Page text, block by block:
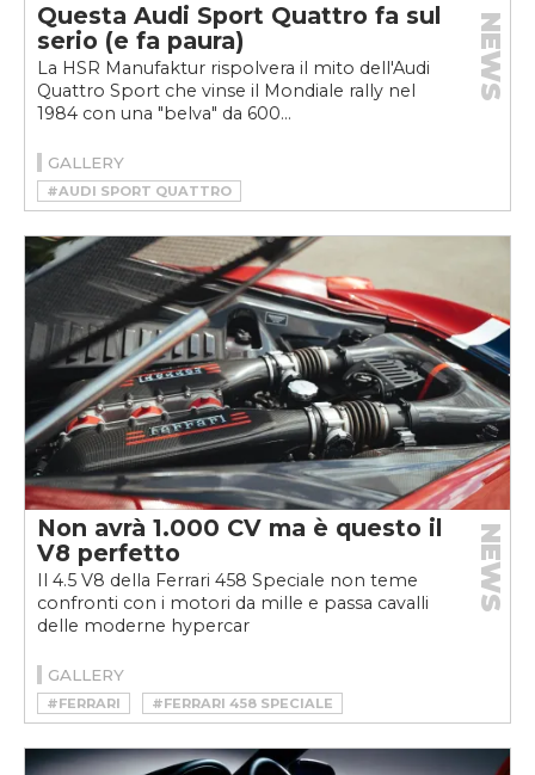
Questa Audi Sport Quattro fa sul
serio (e fa paura)
La HSR Manufaktur rispolvera il mito dell'Audi
Quattro Sport che vinse il Mondiale rally nel
1984 con una "belva" da 600...
NEWS
GALLERY
#AUDI SPORT QUATTRO
#HSR MANUFAKTUR
#RESTOMOD
Non avrà 1.000 CV ma è questo il
V8 perfetto
Il 4.5 V8 della Ferrari 458 Speciale non teme
confronti con i motori da mille e passa cavalli
delle moderne hypercar
NEWS
GALLERY
#FERRARI #FERRARI 458 SPECIALE